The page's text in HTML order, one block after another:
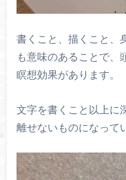
書くこと、描くこと、
も意味のあることで、
瞑想効果があります。
文字を書くこと以上に
離せないものになって